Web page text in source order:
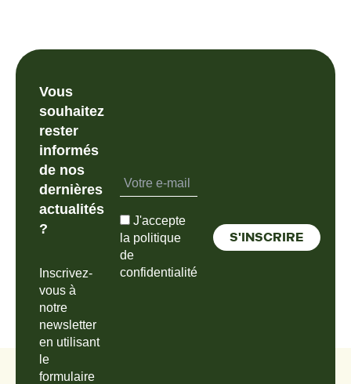
Vous
souhaitez
rester
informés
de nos
dernières
actualités
?
Inscrivez-
vous à
notre
newsletter
en utilisant
le
formulaire
J'accepte
la politique
de
confidentialité